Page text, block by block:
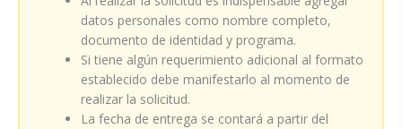
datos personales como nombre completo,
documento de identidad y programa.
Si tiene algún requerimiento adicional al formato
establecido debe manifestarlo al momento de
realizar la solicitud.
La fecha de entrega se contará a partir del